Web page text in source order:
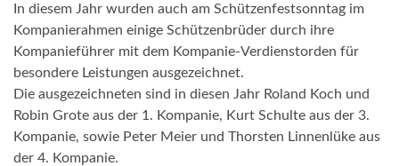
In diesem Jahr wurden auch am Schützenfestsonntag im
Kompanierahmen einige Schützenbrüder durch ihre
Kompanieführer mit dem Kompanie-Verdienstorden für
besondere Leistungen ausgezeichnet.
Die ausgezeichneten sind in diesen Jahr Roland Koch und
Robin Grote aus der 1. Kompanie, Kurt Schulte aus der 3.
Kompanie, sowie Peter Meier und Thorsten Linnenlüke aus
der 4. Kompanie.